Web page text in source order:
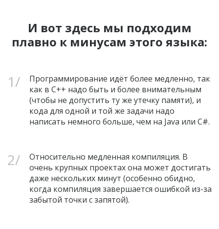
И вот здесь мы подходим
плавно к минусам этого языка:
Программирование идёт более медленно, так
как в C++ надо быть и более внимательным
(чтобы не допустить ту же утечку памяти), и
кода для одной и той же задачи надо
написать немного больше, чем на Java или C#.
Относительно медленная компиляция. В
очень крупных проектах она может достигать
даже нескольких минут (особенно обидно,
когда компиляция завершается ошибкой из-за
забытой точки с запятой).